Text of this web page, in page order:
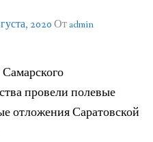
2020От admin
провели полевые
отложения Саратовской